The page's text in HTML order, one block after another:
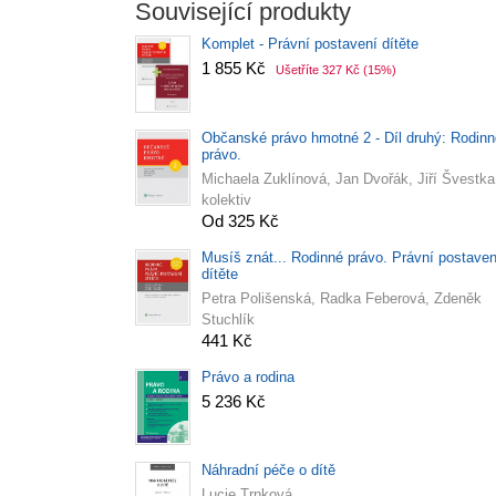
Související produkty
Komplet - Právní postavení dítěte
1 855 Kč Ušetříte 327 Kč (15%)
Občanské právo hmotné 2 - Díl druhý:
právo.
Michaela Zuklínová, Jan Dvořák, Jiří
kolektiv
Od 325 Kč
Musíš znát... Rodinné právo. Právní
dítěte
Petra Polišenská, Radka Feberová, Zdeněk
Stuchlík
441 Kč
Právo a rodina
5 236 Kč
Náhradní péče o dítě